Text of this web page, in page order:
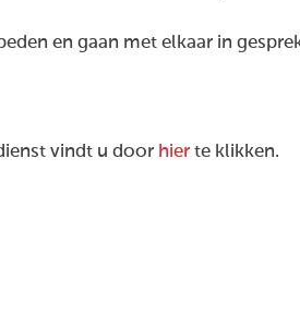
en gaan met elkaar in
vindt u door hier te klikken.